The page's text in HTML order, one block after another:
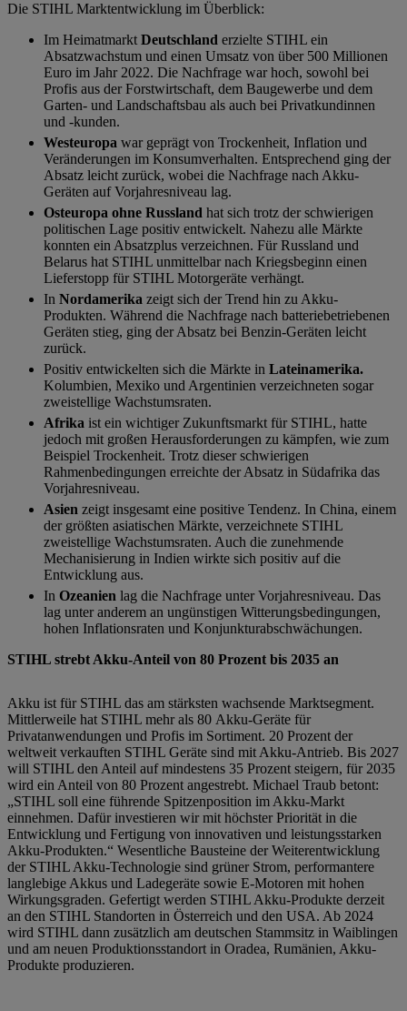
Die STIHL Marktentwicklung im Überblick:
Im Heimatmarkt Deutschland erzielte STIHL ein
Absatzwachstum und einen Umsatz von über 500 Millionen
Euro im Jahr 2022. Die Nachfrage war hoch, sowohl bei
Profis aus der Forstwirtschaft, dem Baugewerbe und dem
Garten- und Landschaftsbau als auch bei Privatkundinnen
und -kunden.
Westeuropa war geprägt von Trockenheit, Inflation und
Veränderungen im Konsumverhalten. Entsprechend ging der
Absatz leicht zurück, wobei die Nachfrage nach Akku-
Geräten auf Vorjahresniveau lag.
Osteuropa ohne Russland hat sich trotz der schwierigen
politischen Lage positiv entwickelt. Nahezu alle Märkte
konnten ein Absatzplus verzeichnen. Für Russland und
Belarus hat STIHL unmittelbar nach Kriegsbeginn einen
Lieferstopp für STIHL Motorgeräte verhängt.
In Nordamerika zeigt sich der Trend hin zu Akku-
Produkten. Während die Nachfrage nach batteriebetriebenen
Geräten stieg, ging der Absatz bei Benzin-Geräten leicht
zurück.
Positiv entwickelten sich die Märkte in Lateinamerika.
Kolumbien, Mexiko und Argentinien verzeichneten sogar
zweistellige Wachstumsraten.
Afrika ist ein wichtiger Zukunftsmarkt für STIHL, hatte
jedoch mit großen Herausforderungen zu kämpfen, wie zum
Beispiel Trockenheit. Trotz dieser schwierigen
Rahmenbedingungen erreichte der Absatz in Südafrika das
Vorjahresniveau.
Asien zeigt insgesamt eine positive Tendenz. In China, einem
der größten asiatischen Märkte, verzeichnete STIHL
zweistellige Wachstumsraten. Auch die zunehmende
Mechanisierung in Indien wirkte sich positiv auf die
Entwicklung aus.
In Ozeanien lag die Nachfrage unter Vorjahresniveau. Das
lag unter anderem an ungünstigen Witterungsbedingungen,
hohen Inflationsraten und Konjunkturabschwächungen.
STIHL strebt Akku-Anteil von 80 Prozent bis 2035 an
Akku ist für STIHL das am stärksten wachsende Marktsegment.
Mittlerweile hat STIHL mehr als 80 Akku-Geräte für
Privatanwendungen und Profis im Sortiment. 20 Prozent der
weltweit verkauften STIHL Geräte sind mit Akku-Antrieb. Bis 2027
will STIHL den Anteil auf mindestens 35 Prozent steigern, für 2035
wird ein Anteil von 80 Prozent angestrebt. Michael Traub betont:
„STIHL soll eine führende Spitzenposition im Akku-Markt
einnehmen. Dafür investieren wir mit höchster Priorität in die
Entwicklung und Fertigung von innovativen und leistungsstarken
Akku-Produkten.“ Wesentliche Bausteine der Weiterentwicklung
der STIHL Akku-Technologie sind grüner Strom, performantere
langlebige Akkus und Ladegeräte sowie E-Motoren mit hohen
Wirkungsgraden. Gefertigt werden STIHL Akku-Produkte derzeit
an den STIHL Standorten in Österreich und den USA. Ab 2024
wird STIHL dann zusätzlich am deutschen Stammsitz in Waiblingen
und am neuen Produktionsstandort in Oradea, Rumänien, Akku-
Produkte produzieren.